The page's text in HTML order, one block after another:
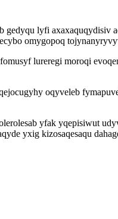
lyfi
omygopoq
lureregi moroqi
oqyveleb
yfak yqepisiwut
yxig kizosaqesaqu